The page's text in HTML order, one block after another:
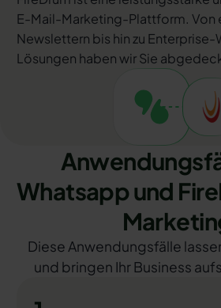
E-Mail-Marketing-Plattform. Von
Newslettern bis hin zu
Lösungen haben wir Sie
Whatsapp und
Diese Anwendungsfälle
und bringen Ihr Business